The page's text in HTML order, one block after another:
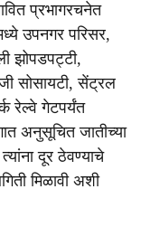
प्रभागरचनेत
उपनगर परिसर,
झोपडपट्टी,
सोसायटी, सेंट्रल
रेल्वे गेटपर्यंत
अनुसूचित जातीच्या
दूर ठेवण्याचे
मिळावी अशी